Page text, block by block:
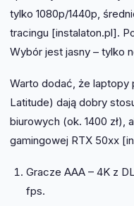
tylko 1080p/1440p,
tracingu [instalaton.pl].
Wybór jest jasny – tylko
Warto dodać, że laptopy
Latitude) dają dobry
biurowych (ok. 1400 zł),
gamingowej RTX 50xx
Gracze AAA – 4K z
fps.